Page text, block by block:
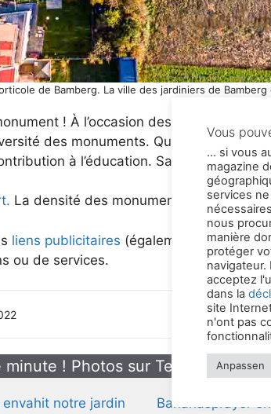
de Bamberg. La ville des jardiniers de
! À l’occasion des Journées
des monuments. Qu’on les
à l’éducation. Sans eux, nous
La densité des monuments à Kassel
liens publicitaires (également appelés
ou de services.
! Photos sur Tellerrand-
notre jardin
Bananasprayer